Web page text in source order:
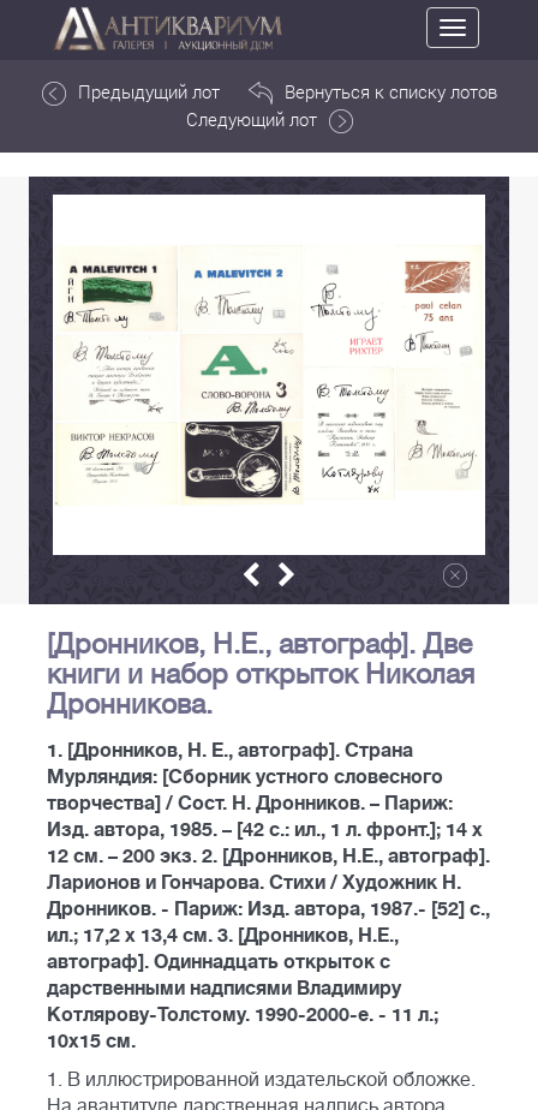
Toggle
navigation
Предыдущий лот
Вернуться к списку лотов
Следующий лот
[Дронников, Н.Е., автограф]. Две
книги и набор открыток Николая
Дронникова.
1. [Дронников, Н. Е., автограф]. Страна
Мурляндия: [Сборник устного словесного
творчества] / Сост. Н. Дронников. – Париж:
Изд. автора, 1985. – [42 с.: ил., 1 л. фронт.]; 14 х
12 см. – 200 экз. 2. [Дронников, Н.Е., автограф].
Ларионов и Гончарова. Стихи / Художник Н.
Дронников. - Париж: Изд. автора, 1987.- [52] с.,
ил.; 17,2 х 13,4 см. 3. [Дронников, Н.Е.,
автограф]. Одиннадцать открыток с
дарственными надписями Владимиру
Котлярову-Толстому. 1990-2000-е. - 11 л.;
10x15 см.
1. В иллюстрированной издательской обложке.